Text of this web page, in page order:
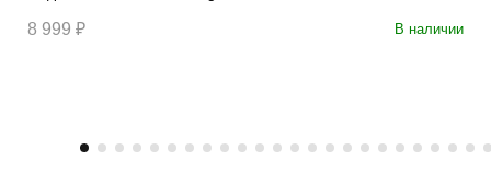
8 999 ₽ В наличии